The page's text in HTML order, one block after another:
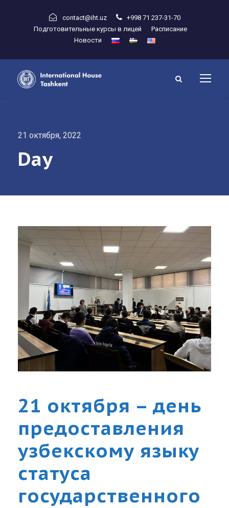
contact@iht.uz
+998 71 237-31-70
Подготовительные курсы в лицей
Расписание
Новости
21 октября, 2022
Day
21 октября – день
предоставления
узбекскому языку
статуса
государственного